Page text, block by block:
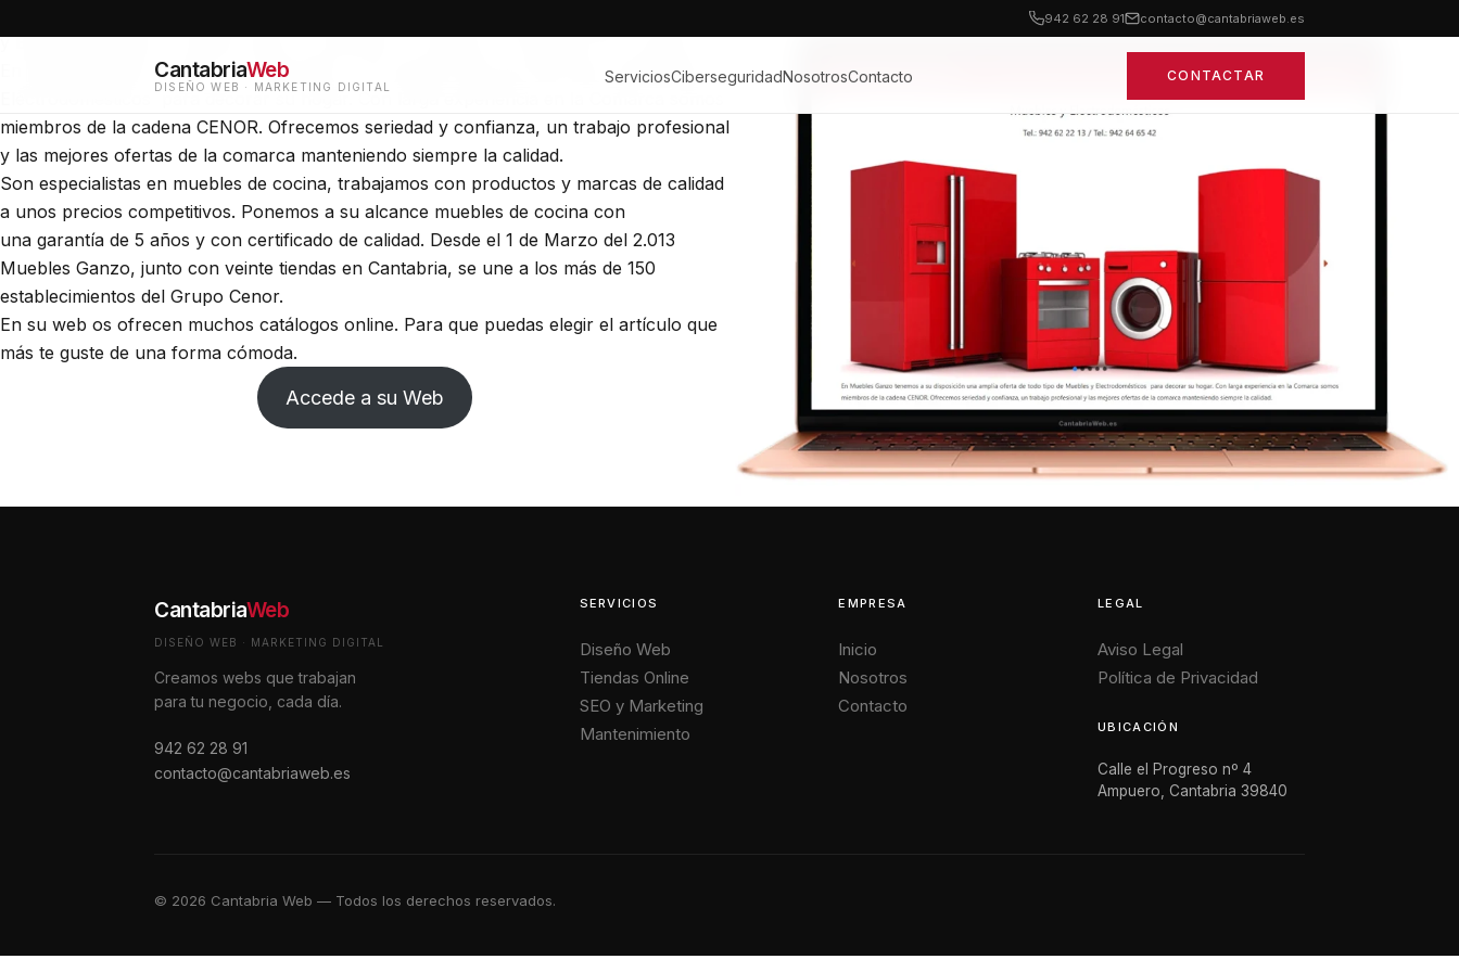
942 62 28 91 contacto@cantabriaweb.es
CantabriaWeb
DISEÑO WEB · MARKETING DIGITAL
ServiciosCiberseguridadNosotrosContacto CONTACTAR
y Electrodomésticos, puedes visitar sus tiendas en Ampuero y Ramales de la Victoria.
En Muebles Ganzo ponen a tu disposición una amplia oferta de todo tipo de Muebles y
miembros de la cadena CENOR. Ofrecemos seriedad y confianza, un trabajo profesional
y las mejores ofertas de la comarca manteniendo siempre la calidad.
Son especialistas en muebles de cocina, trabajamos con productos y marcas de calidad
a unos precios competitivos. Ponemos a su alcance muebles de cocina con
una garantía de 5 años y con certificado de calidad. Desde el 1 de Marzo del 2.013
Muebles Ganzo, junto con veinte tiendas en Cantabria, se une a los más de 150
establecimientos del Grupo Cenor.
En su web os ofrecen muchos catálogos online. Para que puedas elegir el artículo que
más te guste de una forma cómoda.
Accede a su Web
CantabriaWeb
DISEÑO WEB · MARKETING DIGITAL
Creamos webs que trabajan
para tu negocio, cada día.
942 62 28 91
contacto@cantabriaweb.es
SERVICIOS
Diseño Web
Tiendas Online
SEO y Marketing
Mantenimiento
EMPRESA
Inicio
Nosotros
Contacto
LEGAL
Aviso Legal
Política de Privacidad
UBICACIÓN
Calle el Progreso nº 4
Ampuero, Cantabria 39840
© 2026 Cantabria Web — Todos los derechos reservados.